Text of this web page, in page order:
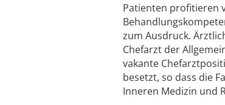
Patienten profitieren
zum Ausdruck.
Chefarzt der
vakante
besetzt, so dass die
Inneren Medizin und